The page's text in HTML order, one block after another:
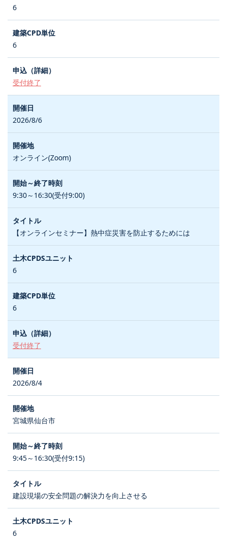
6
6
受付終了
2026/8/6
オンライン(Zoom)
9:30～16:30(受付9:00)
【オンラインセミナー】熱中症災害を防止するためには
6
6
受付終了
2026/8/4
宮城県仙台市
9:45～16:30(受付9:15)
建設現場の安全問題の解決力を向上させる
6